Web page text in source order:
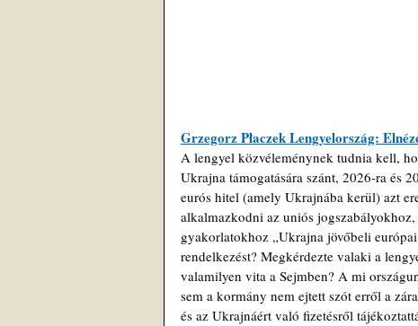
Grzegorz Płaczek Lengyelország:
A lengyel közvéleménynek tudnia kell,
Ukrajna támogatására szánt, 2026-ra és
eurós hitel (amely Ukrajnába kerül) azt
alkalmazkodni az uniós
gyakorlatokhoz „Ukrajna jövőbeli
rendelkezést? Megkérdezte valaki a
valamilyen vita a Sejmben? A mi
sem a kormány nem ejtett szót erről a
és az Ukrajnáért való fizetésről